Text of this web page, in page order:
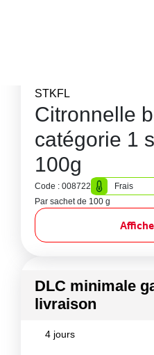
STKFL
Citronnelle
catégorie 1
100g
Code : 008722
Frais
Par sachet de 100 g
DLC minimale
livraison
4 jours